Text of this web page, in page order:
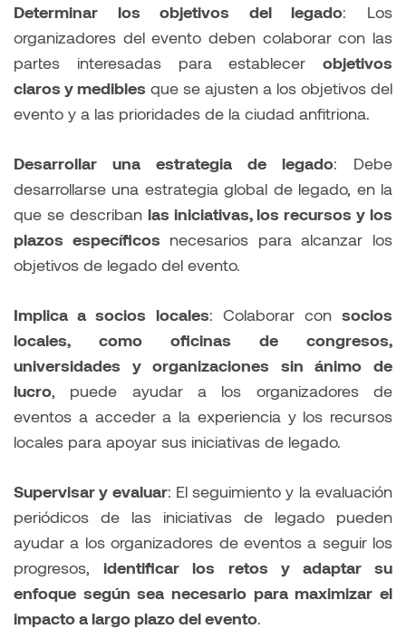
Determinar los objetivos del legado: Los
organizadores del evento deben colaborar con las
partes interesadas para establecer objetivos
claros y medibles que se ajusten a los objetivos del
evento y a las prioridades de la ciudad anfitriona.
Desarrollar una estrategia de legado: Debe
desarrollarse una estrategia global de legado, en la
que se describan las iniciativas, los recursos y los
plazos específicos necesarios para alcanzar los
objetivos de legado del evento.
Implica a socios locales: Colaborar con socios
locales, como oficinas de congresos,
universidades y organizaciones sin ánimo de
lucro, puede ayudar a los organizadores de
eventos a acceder a la experiencia y los recursos
locales para apoyar sus iniciativas de legado.
Supervisar y evaluar: El seguimiento y la evaluación
periódicos de las iniciativas de legado pueden
ayudar a los organizadores de eventos a seguir los
progresos,identificar los retos y adaptar su
enfoque según sea necesario para maximizar el
impacto a largo plazo del evento.